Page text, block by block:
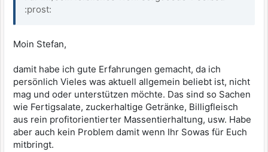
:prost:
Moin Stefan,
damit habe ich gute Erfahrungen gemacht, da ich
persönlich Vieles was aktuell allgemein beliebt ist, nicht
mag und oder unterstützen möchte. Das sind so Sachen
wie Fertigsalate, zuckerhaltige Getränke, Billigfleisch
aus rein profitorientierter Massentierhaltung, usw. Habe
aber auch kein Problem damit wenn Ihr Sowas für Euch
mitbringt.